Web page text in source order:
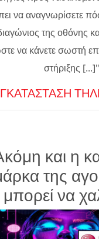
να αναγνωρίσετε
της οθόνης
να κάνετε σωστή
στήριξης [...]"
και η
της
μπορεί να